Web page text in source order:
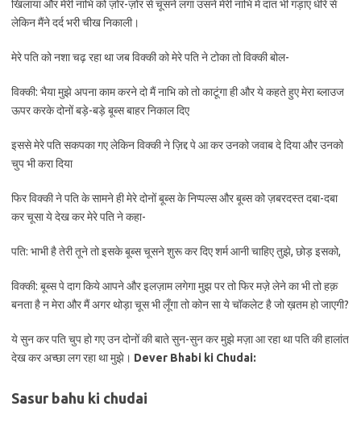
खिलाया और मेरी नाभि को ज़ोर-ज़ोर से चूसने लगा उसने मेरी नाभि में दांत भी गड़ाए धीरे से
लेकिन मैंने दर्द भरी चीख निकाली।
मेरे पति को नशा चढ़ रहा था जब विक्की को मेरे पति ने टोका तो विक्की बोल-
विक्की: भैया मुझे अपना काम करने दो मैं नाभि को तो काटूंगा ही और ये कहते हुए मेरा ब्लाउज
ऊपर करके दोनों बड़े-बड़े बूब्स बाहर निकाल दिए
इससे मेरे पति सकपका गए लेकिन विक्की ने ज़िद्द पे आ कर उनको जवाब दे दिया और उनको
चुप भी करा दिया
फिर विक्की ने पति के सामने ही मेरे दोनों बूब्स के निप्पल्स और बूब्स को ज़बरदस्त दबा-दबा
कर चूसा ये देख कर मेरे पति ने कहा-
पति: भाभी है तेरी तूने तो इसके बूब्स चूसने शुरू कर दिए शर्म आनी चाहिए तुझे, छोड़ इसको,
विक्की: बूब्स पे दाग किये आपने और इलज़ाम लगेगा मुझ पर तो फिर मज़े लेने का भी तो हक़
बनता है न मेरा और मैं अगर थोड़ा चूस भी लूँगा तो कोन सा ये चॉकलेट है जो ख़तम हो जाएगी?
ये सुन कर पति चुप हो गए उन दोनों की बाते सुन-सुन कर मुझे मज़ा आ रहा था पति की हालांत
देख कर अच्छा लग रहा था मुझे। Dever Bhabi ki Chudai:
Sasur bahu ki chudai